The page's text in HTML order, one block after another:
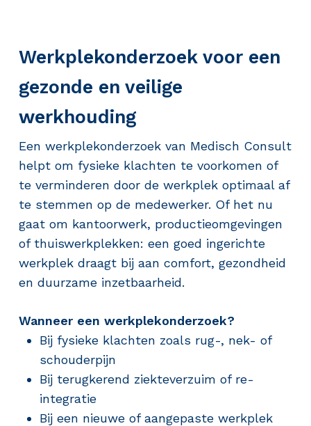
Werkplekonderzoek voor een
gezonde en veilige
werkhouding
Een werkplekonderzoek van Medisch Consult
helpt om fysieke klachten te voorkomen of
te verminderen door de werkplek optimaal af
te stemmen op de medewerker. Of het nu
gaat om kantoorwerk, productieomgevingen
of thuiswerkplekken: een goed ingerichte
werkplek draagt bij aan comfort, gezondheid
en duurzame inzetbaarheid.
Wanneer een werkplekonderzoek?
Bij fysieke klachten zoals rug-, nek- of
schouderpijn
Bij terugkerend ziekteverzuim of re-
integratie
Bij een nieuwe of aangepaste werkplek